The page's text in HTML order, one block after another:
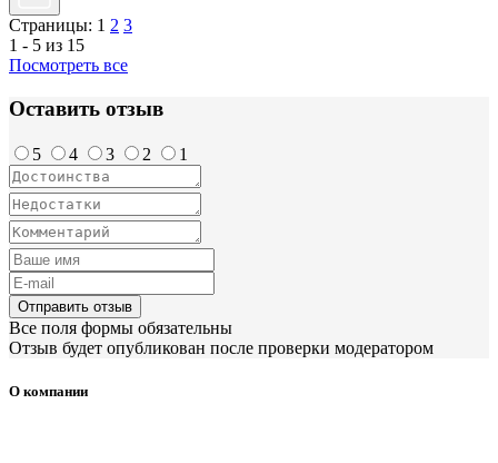
Страницы: 1 2 3
1 - 5 из 15
Посмотреть все
Оставить отзыв
5 4 3 2 1
Отправить отзыв
Все поля формы обязательны
Отзыв будет опубликован после проверки модератором
О компании